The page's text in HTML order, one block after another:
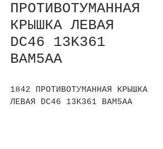
ПРОТИВОТУМАННАЯ
КРЫШКА ЛЕВАЯ
DC46 13K361
BAM5AA
1842 ПРОТИВОТУМАННАЯ КРЫШКА
ЛЕВАЯ DC46 13K361 BAM5AA